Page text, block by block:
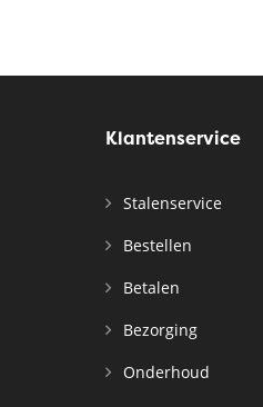
Klantenservice
Stalenservice
Bestellen
Betalen
Bezorging
Onderhoud